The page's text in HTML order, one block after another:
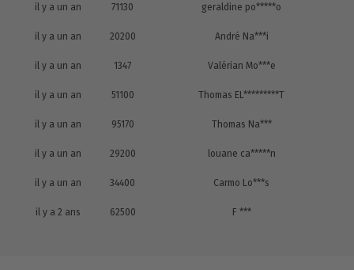
il y a un an 71130 geraldine po*****o
il y a un an 20200 André Na***i
il y a un an 1347 Valérian Mo***e
il y a un an 51100 Thomas EL*********T
il y a un an 95170 Thomas Na***
il y a un an 29200 louane ca*****n
il y a un an 34400 Carmo Lo***s
il y a 2 ans 62500 F ***